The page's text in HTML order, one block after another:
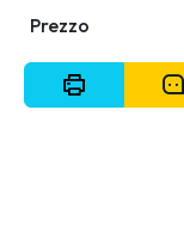
Prezzo